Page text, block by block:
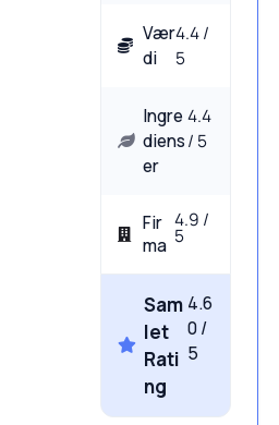
Vær
di
4.4 /
5
Ingre
diens
er
4.4
/ 5
Fir
ma
4.9 /
5
Sam
let
Rati
ng
4.6
0 /
5